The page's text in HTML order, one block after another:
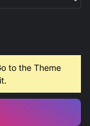
to the Theme